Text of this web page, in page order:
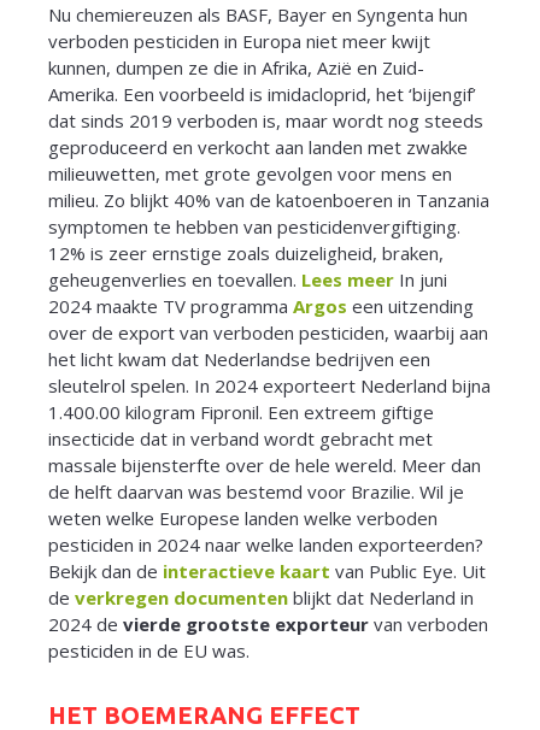
Nu chemiereuzen als BASF, Bayer en Syngenta hun
verboden pesticiden in Europa niet meer kwijt
kunnen, dumpen ze die in Afrika, Azië en Zuid-
Amerika. Een voorbeeld is imidacloprid, het ‘bijengif’
dat sinds 2019 verboden is, maar wordt nog steeds
geproduceerd en verkocht aan landen met zwakke
milieuwetten, met grote gevolgen voor mens en
milieu. Zo blijkt 40% van de katoenboeren in Tanzania
symptomen te hebben van pesticidenvergiftiging.
12% is zeer ernstige zoals duizeligheid, braken,
geheugenverlies en toevallen. Lees meer In juni
2024 maakte TV programma Argos een uitzending
over de export van verboden pesticiden, waarbij aan
het licht kwam dat Nederlandse bedrijven een
sleutelrol spelen. In 2024 exporteert Nederland bijna
1.400.00 kilogram Fipronil. Een extreem giftige
insecticide dat in verband wordt gebracht met
massale bijensterfte over de hele wereld. Meer dan
de helft daarvan was bestemd voor Brazilie. Wil je
weten welke Europese landen welke verboden
pesticiden in 2024 naar welke landen exporteerden?
Bekijk dan de interactieve kaart van Public Eye. Uit
de verkregen documenten blijkt dat Nederland in
2024 de vierde grootste exporteur van verboden
pesticiden in de EU was.
HET BOEMERANG EFFECT